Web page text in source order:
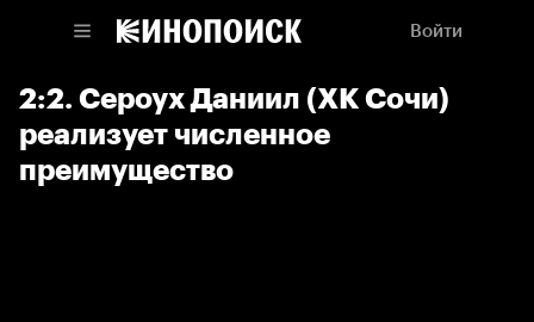
Войти
2:2. Сероух Даниил (ХК Сочи)
реализует численное
преимущество